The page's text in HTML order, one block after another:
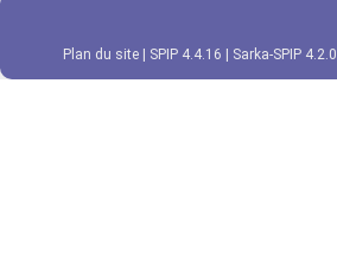
Plan du site SPIP 4.4.16 Sarka-SPIP 4.2.0